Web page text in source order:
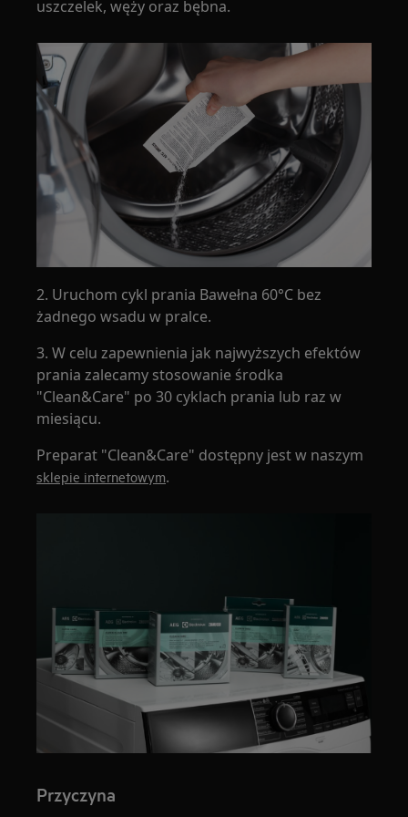
uszczelek, węży oraz bębna.
2. Uruchom cykl prania Bawełna 60°C bez
żadnego wsadu w pralce.
3. W celu zapewnienia jak najwyższych efektów
prania zalecamy stosowanie środka
"Clean&Care" po 30 cyklach prania lub raz w
miesiącu.
Preparat "Clean&Care" dostępny jest w naszym
sklepie internetowym.
Przyczyna